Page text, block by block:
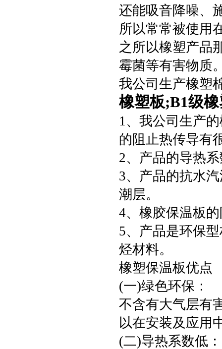
还能吸音降噪、
所以常常被使用
之所以橡塑产品
霉菌等有害物质
我公司生产橡塑
橡塑板;B1级
1、我公司生产
的阻止热传导有
2、产品的导热
3、产品的抗水
潮层。
4、橡胶保温板
5、产品是环保
烃材料。
橡塑保温板优点
(一)绿色环保：
不含有大气层有
以在安装及应用
(二)导热系数低